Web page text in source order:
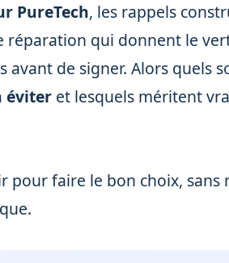
PureTech, les rappels
réparation qui donnent le
avant de signer. Alors quels
éviter et lesquels méritent
pour faire le bon choix, sans